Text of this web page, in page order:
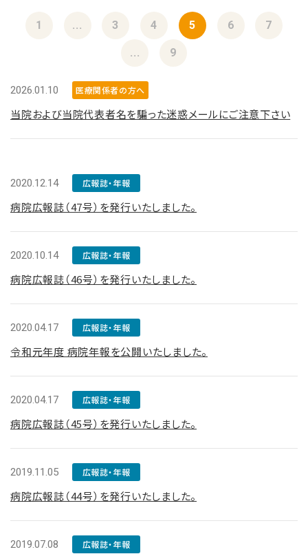
1 ... 3 4 5 6 7
... 9
2026.01.10 医療関係者の方へ
当院および当院代表者名を騙った迷惑メールにご注意下さい
2020.12.14 広報誌・年報
病院広報誌（47号）を発行いたしました。
2020.10.14 広報誌・年報
病院広報誌（46号）を発行いたしました。
2020.04.17 広報誌・年報
令和元年度 病院年報を公開いたしました。
2020.04.17 広報誌・年報
病院広報誌（45号）を発行いたしました。
2019.11.05 広報誌・年報
病院広報誌（44号）を発行いたしました。
2019.07.08 広報誌・年報